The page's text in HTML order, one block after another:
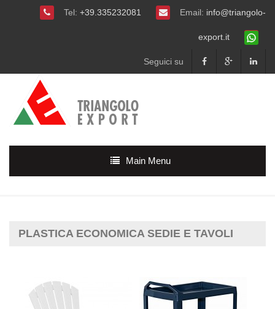
Tel: +39.335232081 Email: info@triangolo-
export.it
Seguici su
Main Menu
PLASTICA ECONOMICA SEDIE E TAVOLI